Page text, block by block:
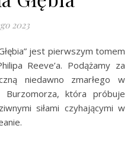
2023
Reeve’a. Podążamy za
niedawno zmarłego w
Burzomorza, która próbuje
siłami czyhającymi w